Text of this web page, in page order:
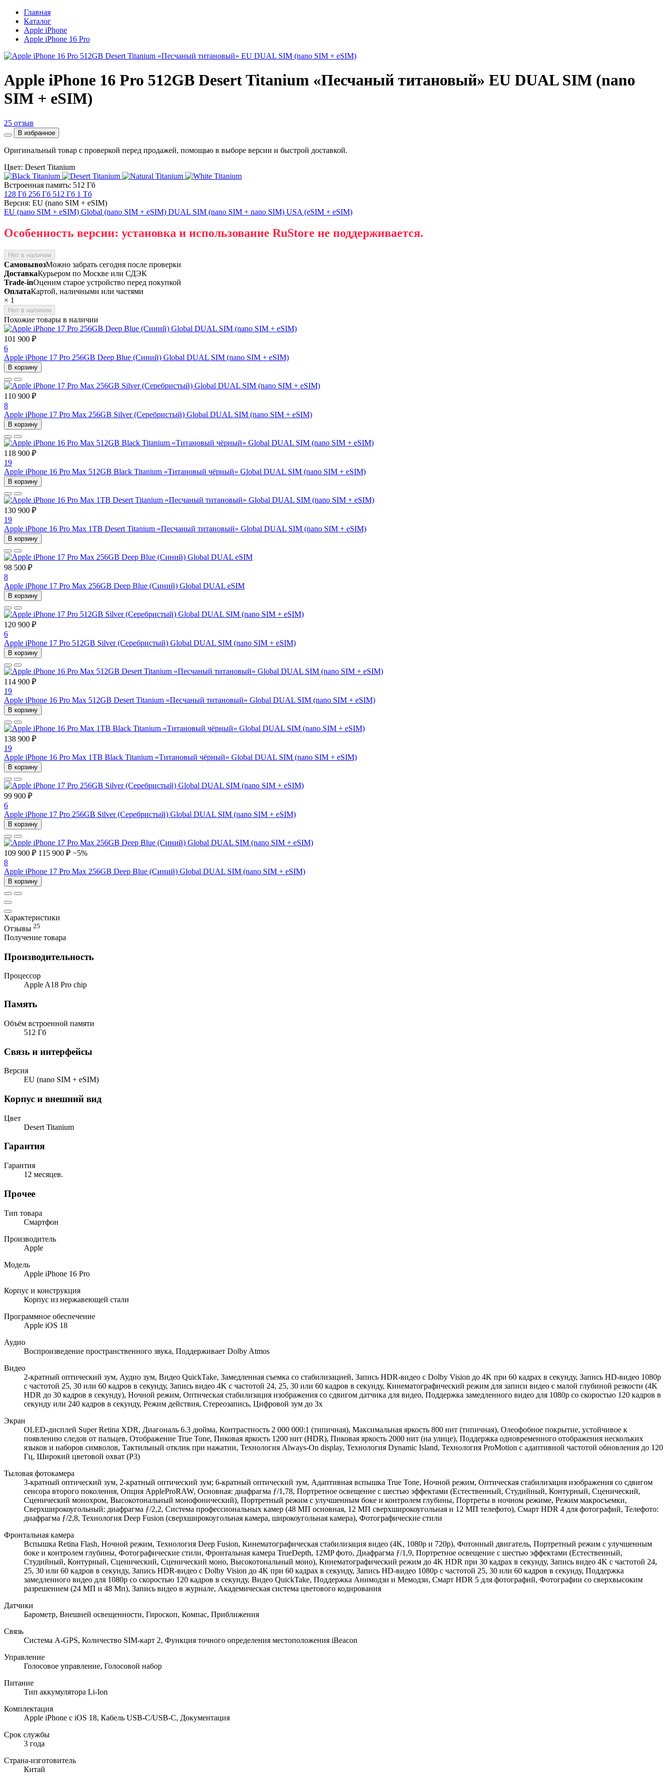
Главная
Каталог
Apple iPhone
Apple iPhone 16 Pro
Apple iPhone 16 Pro 512GB Desert Titanium «Песчаный титановый» EU DUAL SIM (nano
SIM + eSIM)
25 отзыв
В избранное
Оригинальный товар с проверкой перед продажей, помощью в выборе версии и быстрой доставкой.
Цвет: Desert Titanium
Встроенная память: 512 Гб
128 Гб 256 Гб 512 Гб 1 Тб
Версия: EU (nano SIM + eSIM)
EU (nano SIM + eSIM) Global (nano SIM + eSIM) DUAL SIM (nano SIM + nano SIM) USA (eSIM + eSIM)
Особенность версии: установка и использование RuStore не поддерживается.
Нет в наличии
СамовывозМожно забрать сегодня после проверки
ДоставкаКурьером по Москве или СДЭК
Trade-inОценим старое устройство перед покупкой
ОплатаКартой, наличными или частями
× 1
Нет в наличии
Похожие товары в наличии
101 900 ₽
6
Apple iPhone 17 Pro 256GB Deep Blue (Синий) Global DUAL SIM (nano SIM + eSIM)
В корзину
110 900 ₽
8
Apple iPhone 17 Pro Max 256GB Silver (Серебристый) Global DUAL SIM (nano SIM + eSIM)
В корзину
118 900 ₽
19
Apple iPhone 16 Pro Max 512GB Black Titanium «Титановый чёрный» Global DUAL SIM (nano SIM + eSIM)
В корзину
130 900 ₽
19
Apple iPhone 16 Pro Max 1TB Desert Titanium «Песчаный титановый» Global DUAL SIM (nano SIM + eSIM)
В корзину
98 500 ₽
8
Apple iPhone 17 Pro Max 256GB Deep Blue (Синий) Global DUAL eSIM
В корзину
120 900 ₽
6
Apple iPhone 17 Pro 512GB Silver (Серебристый) Global DUAL SIM (nano SIM + eSIM)
В корзину
114 900 ₽
19
Apple iPhone 16 Pro Max 512GB Desert Titanium «Песчаный титановый» Global DUAL SIM (nano SIM + eSIM)
В корзину
138 900 ₽
19
Apple iPhone 16 Pro Max 1TB Black Titanium «Титановый чёрный» Global DUAL SIM (nano SIM + eSIM)
В корзину
99 900 ₽
6
Apple iPhone 17 Pro 256GB Silver (Серебристый) Global DUAL SIM (nano SIM + eSIM)
В корзину
109 900 ₽ 115 900 ₽ −5%
8
Apple iPhone 17 Pro Max 256GB Deep Blue (Синий) Global DUAL SIM (nano SIM + eSIM)
В корзину
Характеристики
Отзывы 25
Получение товара
Производительность
Процессор
Apple A18 Pro chip
Память
Объём встроенной памяти
512 Гб
Связь и интерфейсы
Версия
EU (nano SIM + eSIM)
Корпус и внешний вид
Цвет
Desert Titanium
Гарантия
Гарантия
12 месяцев.
Прочее
Тип товара
Смартфон
Производитель
Apple
Модель
Apple iPhone 16 Pro
Корпус и конструкция
Корпус из нержавеющей стали
Программное обеспечение
Apple iOS 18
Аудио
Воспроизведение пространственного звука, Поддерживает Dolby Atmos
Видео
2-кратный оптический зум, Аудио зум, Видео QuickTake, Замедленная съемка со стабилизацией, Запись HDR-видео с Dolby Vision до 4K при 60 кадрах в секунду, Запись HD-видео 1080p
с частотой 25, 30 или 60 кадров в секунду, Запись видео 4K с частотой 24, 25, 30 или 60 кадров в секунду, Кинематографический режим для записи видео с малой глубиной резкости (4K
HDR до 30 кадров в секунду), Ночной режим, Оптическая стабилизация изображения со сдвигом датчика для видео, Поддержка замедленного видео для 1080p со скоростью 120 кадров в
секунду или 240 кадров в секунду, Режим действия, Стереозапись, Цифровой зум до 3x
Экран
OLED-дисплей Super Retina XDR, Диагональ 6.3 дюйма, Контрастность 2 000 000:1 (типичная), Максимальная яркость 800 нит (типичная), Олеофобное покрытие, устойчивое к
появлению следов от пальцев, Отображение True Tone, Пиковая яркость 1200 нит (HDR), Пиковая яркость 2000 нит (на улице), Поддержка одновременного отображения нескольких
языков и наборов символов, Тактильный отклик при нажатии, Технология Always-On display, Технология Dynamic Island, Технология ProMotion с адаптивной частотой обновления до 120
Гц, Широкий цветовой охват (P3)
Тыловая фотокамера
3-кратный оптический зум, 2-кратный оптический зум; 6-кратный оптический зум, Адаптивная вспышка True Tone, Ночной режим, Оптическая стабилизация изображения со сдвигом
сенсора второго поколения, Опция AppleProRAW, Основная: диафрагма ƒ/1,78, Портретное освещение с шестью эффектами (Естественный, Студийный, Контурный, Сценический,
Сценический монохром, Высокотональный монофонический), Портретный режим с улучшенным боке и контролем глубины, Портреты в ночном режиме, Режим макросъемки,
Сверхширокоугольный: диафрагма ƒ/2,2, Система профессиональных камер (48 МП основная, 12 МП сверхширокоугольная и 12 МП телефото), Смарт HDR 4 для фотографий, Телефото:
диафрагма ƒ/2,8, Технология Deep Fusion (сверхширокоугольная камера, широкоугольная камера), Фотографические стили
Фронтальная камера
Вспышка Retina Flash, Ночной режим, Технология Deep Fusion, Кинематографическая стабилизация видео (4K, 1080p и 720p), Фотонный двигатель, Портретный режим с улучшенным
боке и контролем глубины, Фотографические стили, Фронтальная камера TrueDepth, 12MP фото, Диафрагма ƒ/1,9, Портретное освещение с шестью эффектами (Естественный,
Студийный, Контурный, Сценический, Сценический моно, Высокотональный моно), Кинематографический режим до 4K HDR при 30 кадрах в секунду, Запись видео 4K с частотой 24,
25, 30 или 60 кадров в секунду, Запись HDR-видео с Dolby Vision до 4K при 60 кадрах в секунду, Запись HD-видео 1080p с частотой 25, 30 или 60 кадров в секунду, Поддержка
замедленного видео для 1080p со скоростью 120 кадров в секунду, Видео QuickTake, Поддержка Анимодзи и Мемодзи, Смарт HDR 5 для фотографий, Фотографии со сверхвысоким
разрешением (24 МП и 48 Мп), Запись видео в журнале, Академическая система цветового кодирования
Датчики
Барометр, Внешней освещенности, Гироскоп, Компас, Приближения
Связь
Cистема A-GPS, Количество SIM-карт 2, Функция точного определения местоположения iBeacon
Управление
Голосовое управление, Голосовой набор
Питание
Тип аккумулятора Li-Ion
Комплектация
Apple iPhone с iOS 18, Кабель USB‑C/USB‑C, Документация
Срок службы
3 года
Страна-изготовитель
Китай